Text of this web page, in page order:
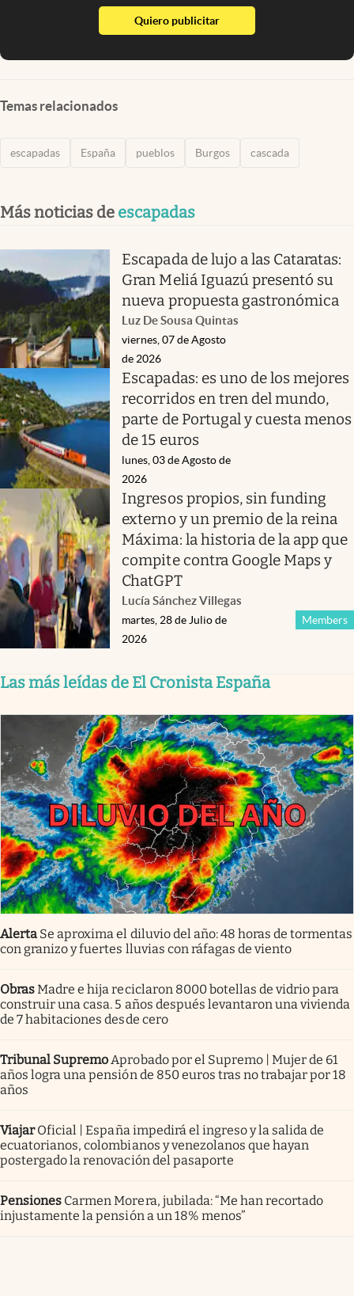
Quiero publicitarabre en nueva pestaña
Temas relacionados
escapadas España pueblos Burgos cascada
Más noticias de escapadas
Escapada de lujo a las Cataratas:
Gran Meliá Iguazú presentó su
nueva propuesta gastronómica
Luz De Sousa Quintas
viernes, 07 de Agosto
de 2026
Escapadas: es uno de los mejores
recorridos en tren del mundo,
parte de Portugal y cuesta menos
de 15 euros
lunes, 03 de Agosto de
2026
Ingresos propios, sin funding
externo y un premio de la reina
Máxima: la historia de la app que
compite contra Google Maps y
ChatGPT
Lucía Sánchez Villegas
Members
martes, 28 de Julio de
2026
Las más leídas de El Cronista España
Alerta Se aproxima el diluvio del año: 48 horas de tormentas
con granizo y fuertes lluvias con ráfagas de viento
ObrasMadre e hija reciclaron 8000 botellas de vidrio para
construir una casa. 5 años después levantaron una vivienda
de 7 habitaciones desde cero
Tribunal Supremo Aprobado por el Supremo | Mujer de 61
años logra una pensión de 850 euros tras no trabajar por 18
años
Viajar Oficial | España impedirá el ingreso y la salida de
ecuatorianos, colombianos y venezolanos que hayan
postergado la renovación del pasaporte
Pensiones Carmen Morera, jubilada: “Me han recortado
injustamente la pensión a un 18% menos”